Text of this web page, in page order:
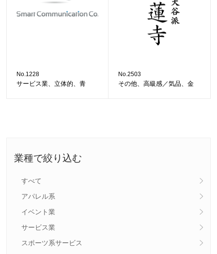
業種で絞り込む
すべて
アパレル系
イベント業
サービス業
スポーツ系サービス
No.1228
サービス業、立体的、青
No.2503
その他、高級感／気品、金